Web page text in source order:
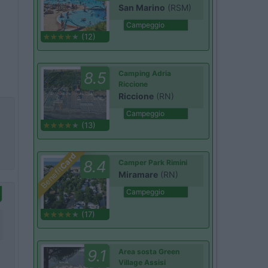
(12)
San Marino (RSM)
Campeggio
8.5
(13)
Camping Adria
Riccione
Riccione (RN)
Campeggio
Benefit
Card 8.4
(17)
Camper Park Rimini
Miramare (RN)
Campeggio
9.1
Area sosta Green
Village Assisi